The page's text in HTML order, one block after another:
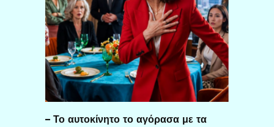
– Το αυτοκίνητο το αγόρασα με τα